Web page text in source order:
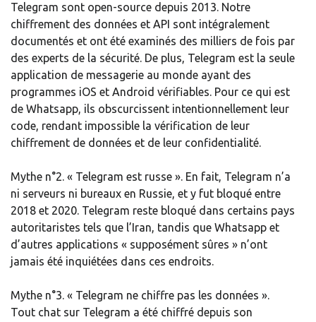
Telegram sont open-source depuis 2013. Notre
chiffrement des données et API sont intégralement
documentés et ont été examinés des milliers de fois par
des experts de la sécurité. De plus, Telegram est la seule
application de messagerie au monde ayant des
programmes iOS et Android vérifiables. Pour ce qui est
de Whatsapp, ils obscurcissent intentionnellement leur
code, rendant impossible la vérification de leur
chiffrement de données et de leur confidentialité.
Mythe n°2. « Telegram est russe ». En fait, Telegram n’a
ni serveurs ni bureaux en Russie, et y fut bloqué entre
2018 et 2020. Telegram reste bloqué dans certains pays
autoritaristes tels que l’Iran, tandis que Whatsapp et
d’autres applications « supposément sûres » n’ont
jamais été inquiétées dans ces endroits.
Mythe n°3. « Telegram ne chiffre pas les données ».
Tout chat sur Telegram a été chiffré depuis son